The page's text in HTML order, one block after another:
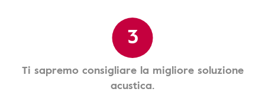
3
Ti sapremo consigliare la migliore soluzione
acustica.